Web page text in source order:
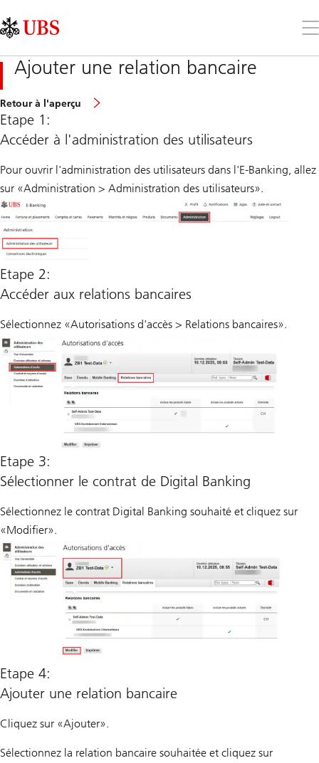
Links
Area
le
Ajouter une relation bancaire
Retour à l'aperçu
Etape 1:
Accéder à l'administration des utilisateurs
Pour ouvrir l'administration des utilisateurs dans l'E-Banking, allez
sur «Administration > Administration des utilisateurs».
Etape 2:
Accéder aux relations bancaires
Sélectionnez «Autorisations d'accès > Relations bancaires».
Etape 3:
Sélectionner le contrat de Digital Banking
Sélectionnez le contrat Digital Banking souhaité et cliquez sur
«Modifier».
Etape 4:
Ajouter une relation bancaire
Cliquez sur «Ajouter».
Sélectionnez la relation bancaire souhaitée et cliquez sur